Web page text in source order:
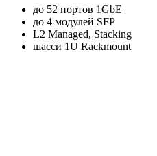
до 52 портов 1GbE
до 4 модулей SFP
L2 Managed, Stacking
шасси 1U Rackmount